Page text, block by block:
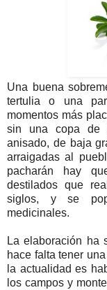
Una buena
tertulia o una
momentos más
sin una copa de
anisado, de baja
arraigadas al
pacharán hay
destilados que
siglos, y se
medicinales.
La elaboración ha
hace falta tener
la actualidad es
los campos y